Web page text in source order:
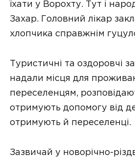
їхати у Ворохту. Тут і
Захар. Головний лікар
хлопчика справжнім
Туристичні та оздоровчі
надали місця для
переселенцям,
отримують допомогу від
отримують й переселенці.
Зазвичай у новорічно-